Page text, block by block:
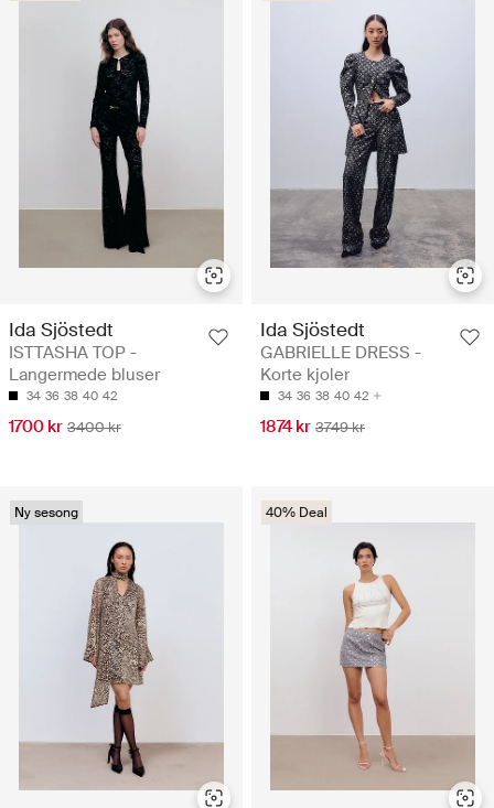
Ida Sjöstedt
ISTTASHA TOP -
Langermede bluser
34 36 38 40 42
1700 kr 3400 kr
Ida Sjöstedt
GABRIELLE DRESS -
Korte kjoler
34 36 38 40 42
1874 kr 3749 kr
Ny sesong 40% Deal